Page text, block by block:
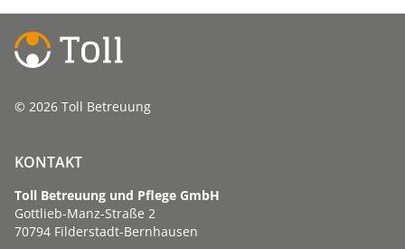
© 2026 Toll Betreuung
KONTAKT
Toll Betreuung und Pflege GmbH
Gottlieb-Manz-Straße 2
70794 Filderstadt-Bernhausen